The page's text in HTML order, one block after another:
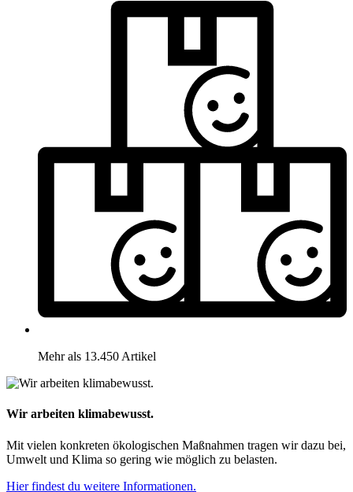
Mehr als 13.450 Artikel
Wir arbeiten klimabewusst.
Mit vielen konkreten ökologischen Maßnahmen tragen wir dazu bei,
Umwelt und Klima so gering wie möglich zu belasten.
Hier findest du weitere Informationen.